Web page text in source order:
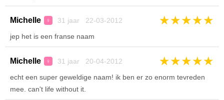
Michelle ♀ 31 jaar 22-03-2012 ★★★★★
jep het is een franse naam
Michelle ♀ 31 jaar 20-04-2012 ★★★★★
echt een super geweldige naam! ik ben er zo enorm tevreden
mee. can't life without it.